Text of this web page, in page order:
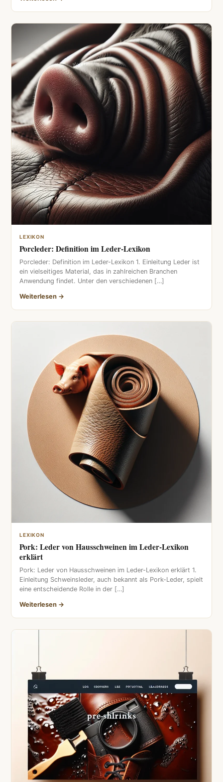
LEXIKON
Porcleder: Definition im Leder-Lexikon
Porcleder: Definition im Leder-Lexikon 1. Einleitung Leder ist
ein vielseitiges Material, das in zahlreichen Branchen
Anwendung findet. Unter den verschiedenen […]
Weiterlesen →
LEXIKON
Pork: Leder von Hausschweinen im Leder-Lexikon
erklärt
Pork: Leder von Hausschweinen im Leder-Lexikon erklärt 1.
Einleitung Schweinsleder, auch bekannt als Pork-Leder, spielt
eine entscheidende Rolle in der […]
Weiterlesen →